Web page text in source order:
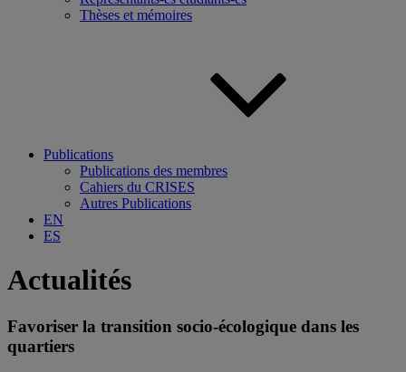
Thèses et mémoires
Publications
Publications des membres
Cahiers du CRISES
Autres Publications
EN
ES
Actualités
Favoriser la transition socio-écologique dans les
quartiers